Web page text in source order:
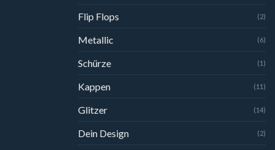
Flip Flops (2)
Metallic (6)
Schürze (1)
Kappen (11)
Glitzer (14)
Dein Design (2)